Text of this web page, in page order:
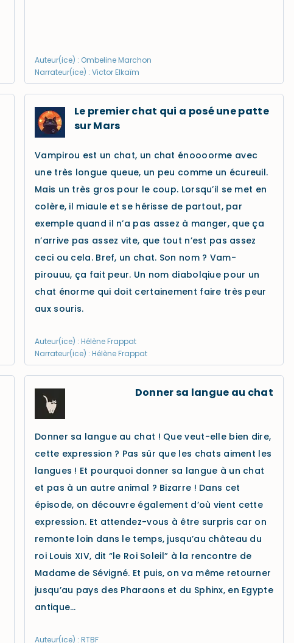
Auteur(ice) : Ombeline Marchon
Narrateur(ice) : Victor Elkaïm
Le premier chat qui a posé une patte
sur Mars
Vampirou est un chat, un chat énoooorme avec
une très longue queue, un peu comme un écureuil.
Mais un très gros pour le coup. Lorsqu’il se met en
colère, il miaule et se hérisse de partout, par
exemple quand il n’a pas assez à manger, que ça
n’arrive pas assez vite, que tout n’est pas assez
ceci ou cela. Bref, un chat. Son nom ? Vam-
pirouuu, ça fait peur. Un nom diabolqiue pour un
chat énorme qui doit certainement faire très peur
aux souris.
Auteur(ice) : Hélène Frappat
Narrateur(ice) : Hélène Frappat
Donner sa langue au chat
Donner sa langue au chat ! Que veut-elle bien dire,
cette expression ? Pas sûr que les chats aiment les
langues ! Et pourquoi donner sa langue à un chat
et pas à un autre animal ? Bizarre ! Dans cet
épisode, on découvre également d’où vient cette
expression. Et attendez-vous à être surpris car on
remonte loin dans le temps, jusqu’au château du
roi Louis XIV, dit “le Roi Soleil” à la rencontre de
Madame de Sévigné. Et puis, on va même retourner
jusqu’au pays des Pharaons et du Sphinx, en Egypte
antique…
Auteur(ice) : RTBF